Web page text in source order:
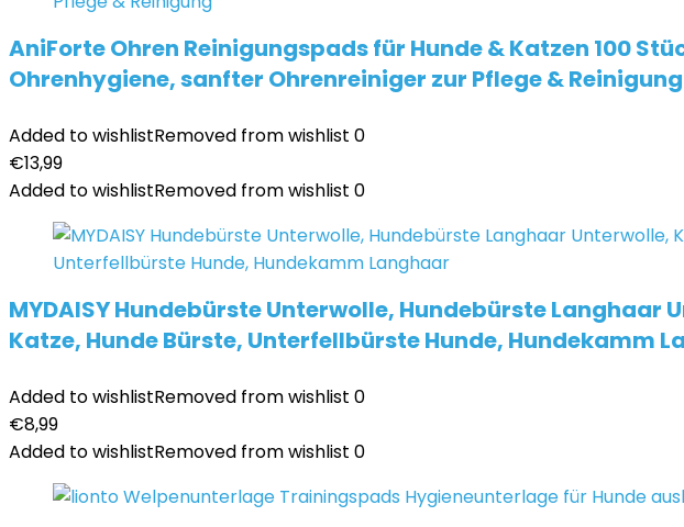
AniForte Ohren Reinigungspads für Hunde & Katzen 100
Ohrenhygiene, sanfter Ohrenreiniger zur Pflege & Reinigung
Added to wishlistRemoved from wishlist 0
€13,99
Added to wishlistRemoved from wishlist 0
MYDAISY Hundebürste Unterwolle, Hundebürste
Katze, Hunde Bürste, Unterfellbürste Hunde, Hundekamm
Added to wishlistRemoved from wishlist 0
€8,99
Added to wishlistRemoved from wishlist 0